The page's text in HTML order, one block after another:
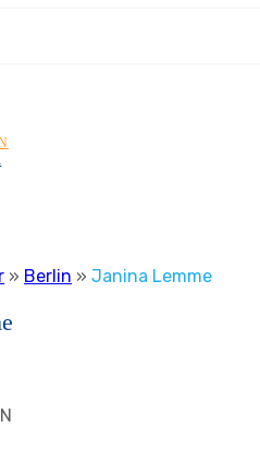
» Berlin » Janina Lemme